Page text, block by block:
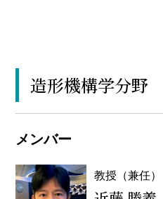
造形機構学分野
メンバー
教授（兼任）